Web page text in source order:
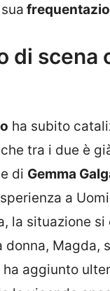
di scena
ha subito
tra i due è
di Gemma
a
la situazione
donna, Magda,
aggiunto